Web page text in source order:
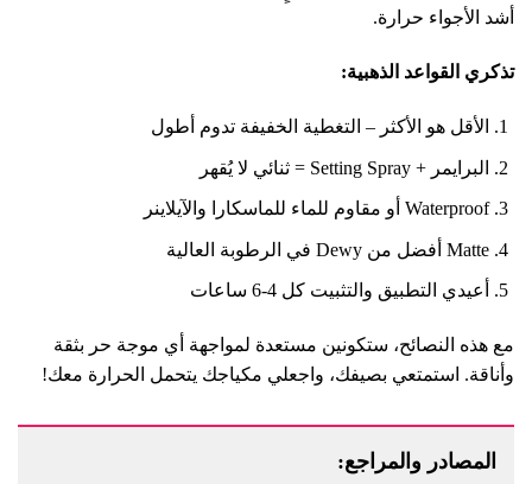
أشد الأجواء حرارة.
تذكري القواعد الذهبية:
الأقل هو الأكثر – التغطية الخفيفة تدوم أطول
البرايمر + Setting Spray = ثنائي لا يُقهر
Waterproof أو مقاوم للماء للماسكارا والآيلاينر
Matte أفضل من Dewy في الرطوبة العالية
أعيدي التطبيق والتثبيت كل 4-6 ساعات
مع هذه النصائح، ستكونين مستعدة لمواجهة أي موجة حر بثقة
وأناقة. استمتعي بصيفك، واجعلي مكياجك يتحمل الحرارة معك!
المصادر والمراجع: